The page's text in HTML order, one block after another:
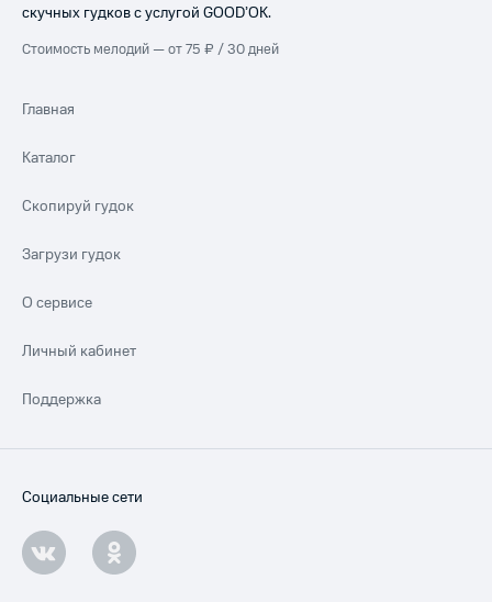
скучных гудков с услугой GOOD’OK.
Стоимость мелодий — от 75 ₽ / 30 дней
Главная
Каталог
Скопируй гудок
Загрузи гудок
О сервисе
Личный кабинет
Поддержка
Социальные сети